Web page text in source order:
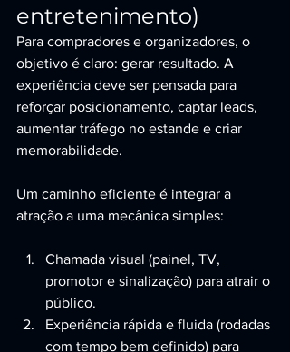
entretenimento)
Para compradores e organizadores, o
objetivo é claro: gerar resultado. A
experiência deve ser pensada para
reforçar posicionamento, captar leads,
aumentar tráfego no estande e criar
memorabilidade.
Um caminho eficiente é integrar a
atração a uma mecânica simples:
Chamada visual (painel, TV,
promotor e sinalização) para atrair o
público.
Experiência rápida e fluida (rodadas
com tempo bem definido) para